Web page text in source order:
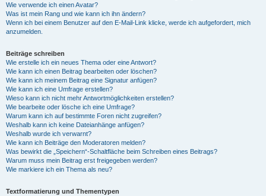
Wie verwende ich einen Avatar?
Was ist mein Rang und wie kann ich ihn ändern?
Wenn ich bei einem Benutzer auf den E-Mail-Link klicke, werde ich aufgefordert, mich
anzumelden.
Beiträge schreiben
Wie erstelle ich ein neues Thema oder eine Antwort?
Wie kann ich einen Beitrag bearbeiten oder löschen?
Wie kann ich meinem Beitrag eine Signatur anfügen?
Wie kann ich eine Umfrage erstellen?
Wieso kann ich nicht mehr Antwortmöglichkeiten erstellen?
Wie bearbeite oder lösche ich eine Umfrage?
Warum kann ich auf bestimmte Foren nicht zugreifen?
Weshalb kann ich keine Dateianhänge anfügen?
Weshalb wurde ich verwarnt?
Wie kann ich Beiträge den Moderatoren melden?
Was bewirkt die „Speichern“-Schaltfläche beim Schreiben eines Beitrags?
Warum muss mein Beitrag erst freigegeben werden?
Wie markiere ich ein Thema als neu?
Textformatierung und Thementypen